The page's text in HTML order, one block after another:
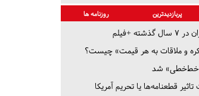
پربازدیدترین روزنامه ها
+فیلم
و ملاقات به هر قیمت» چیست؟
«خط‌خطی» شد
قطعنامه‌ها یا تحریم‌ آمریکا